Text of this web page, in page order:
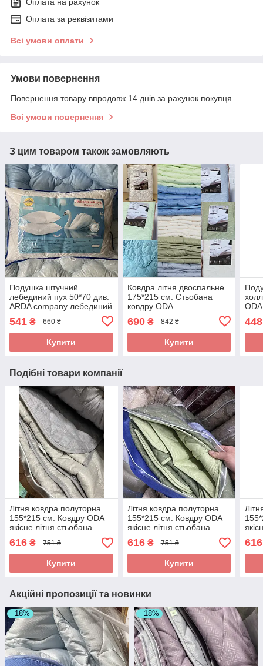
Оплата на рахунок
Оплата за реквізитами
Всі умови оплати
Умови повернення
Повернення товару впродовж 14 днів за рахунок покупця
Всі умови повернення
З цим товаром також замовляють
Подушка штучний
лебединий пух 50*70 див.
ARDA company лебединий
пух. Чохол 100% бавовна
541 ₴ 660 ₴
Купити
Ковдра літня двоспальне
175*215 см. Стьобана
ковдру ODA
690₴ 842 ₴
Купити
448
Подібні товари компанії
Літня ковдра полуторна
155*215 см. Ковдру ODA
якісне літня стьобана
ковдра ODA
616 ₴ 751 ₴
Купити
Літня ковдра полуторна
155*215 см. Ковдру ODA
якісне літня стьобана
ковдра ODA
616₴ 751 ₴
Купити
616
Акційні пропозиції та новинки
–18% –18%